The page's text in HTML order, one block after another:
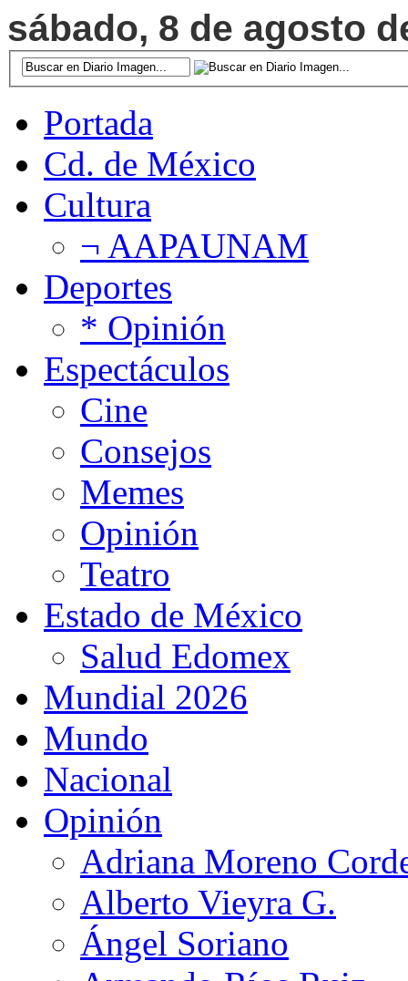
sábado, 8 de agosto
Portada
Cd. de México
Cultura
¬ AAPAUNAM
Deportes
* Opinión
Espectáculos
Cine
Consejos
Memes
Opinión
Teatro
Estado de México
Salud Edomex
Mundial 2026
Mundo
Nacional
Opinión
Adriana Moreno
Alberto Vieyra G.
Ángel Soriano